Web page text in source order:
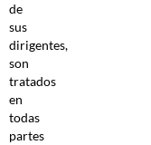
de
sus
dirigentes,
son
tratados
en
todas
partes